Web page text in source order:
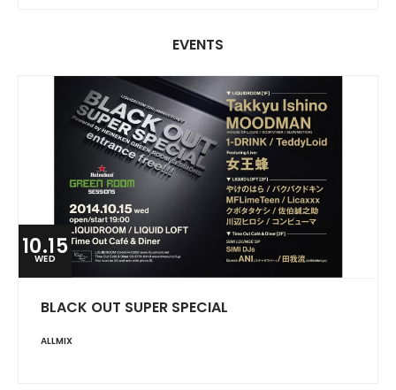
EVENTS
10.15
WED
BLACK OUT SUPER SPECIAL
ALLMIX